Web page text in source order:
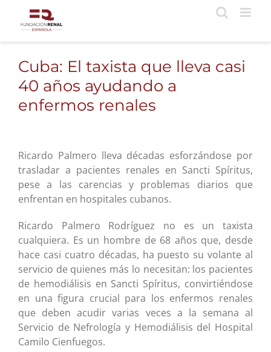
contenido
Cuba: El taxista que lleva casi
40 años ayudando a
enfermos renales
Ricardo Palmero lleva décadas esforzándose por
trasladar a pacientes renales en Sancti Spíritus,
pese a las carencias y problemas diarios que
enfrentan en hospitales cubanos.
Ricardo Palmero Rodríguez no es un taxista
cualquiera. Es un hombre de 68 años que, desde
hace casi cuatro décadas, ha puesto su volante al
servicio de quienes más lo necesitan: los pacientes
de hemodiálisis en Sancti Spíritus, convirtiéndose
en una figura crucial para los enfermos renales
que deben acudir varias veces a la semana al
Servicio de Nefrología y Hemodiálisis del Hospital
Camilo Cienfuegos.